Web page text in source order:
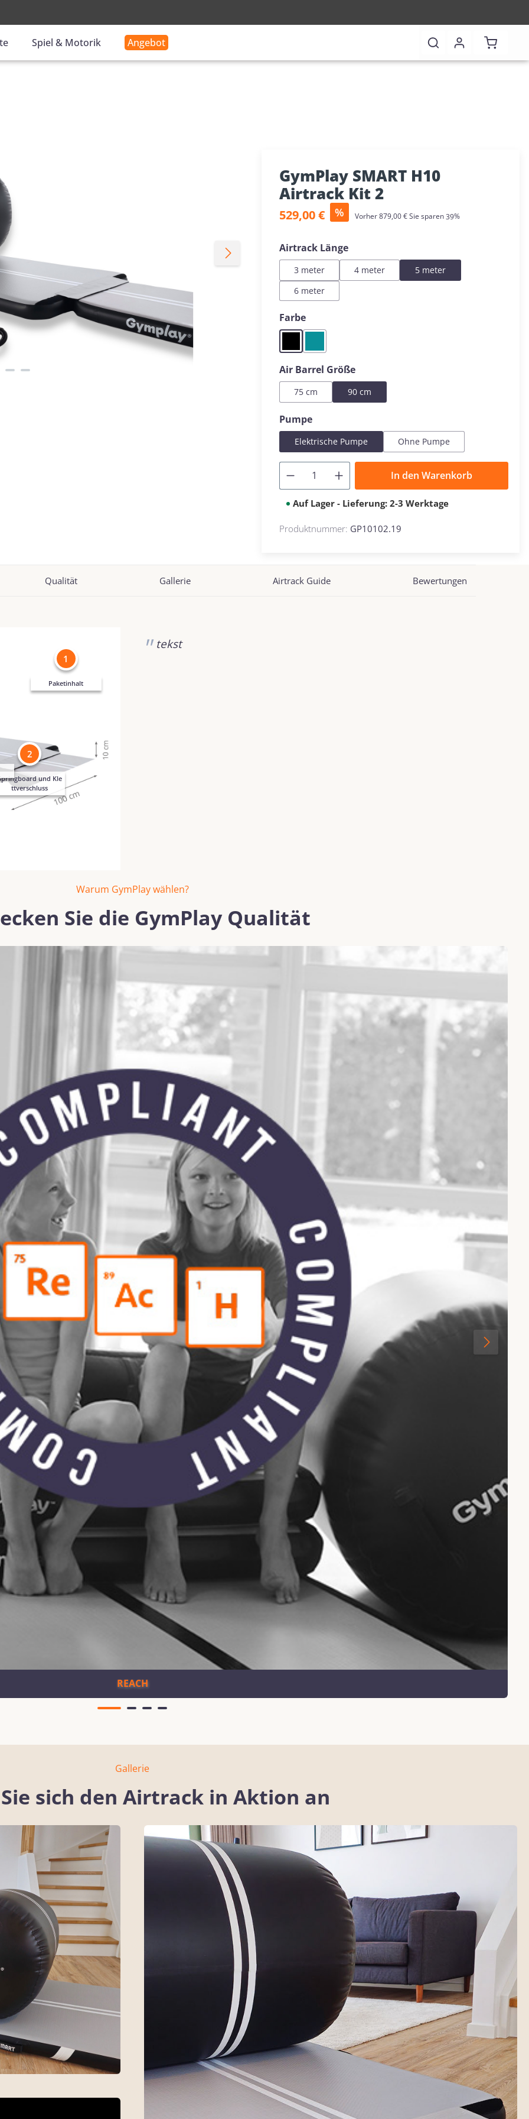
Spiel & Motorik Angebot
GymPlay SMART H10
Airtrack Kit 2
Verkaufspreis:
529,00 € % VorherRegulärer Preis:
879,00 €Sie sparen39%
Airtrack Längeauswählen
3 meter 4 meter
5 meter
6 meter
Farbeauswählen
Black
Air Barrel Größeauswählen
75 cm 90 cm
Pumpeauswählen
Elektrische Pumpe Ohne Pumpe
In den Warenkorb
Auf Lager - Lieferung: 2-3 Werktage
Produktnummer: GP10102.19
Qualität Gallerie Airtrack Guide Bewertungen
Paketinhalt
1
und Kle
ttverschluss
2
tekst
Warum GymPlay wählen?
Sie die GymPlay Qualität
REACH
Gallerie
sich den Airtrack in Aktion an